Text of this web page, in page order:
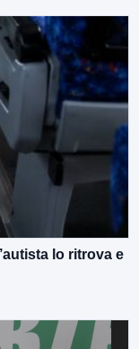
lo ritrova e